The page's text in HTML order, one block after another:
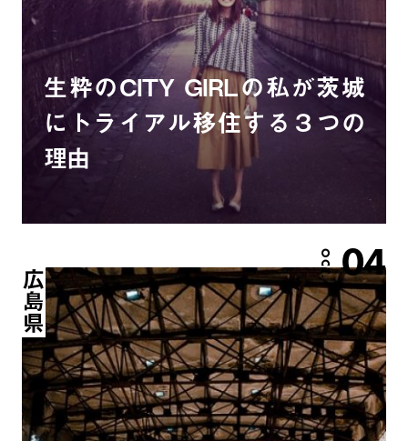
生粋のCITY GIRLの私が茨城
にトライアル移住する３つの
理由
OCT. 04
広島県